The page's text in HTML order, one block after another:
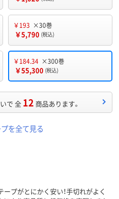
￥193 ×30巻
￥5,790 (税込)
￥184.34 ×300巻
￥55,300 (税込)
で 全 12 商品あります。
を全て見る
ープがとにかく安い！手切れがよく